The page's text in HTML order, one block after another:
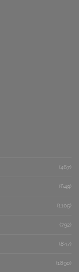
(467)
(649)
(1105)
(792)
(847)
(1890)